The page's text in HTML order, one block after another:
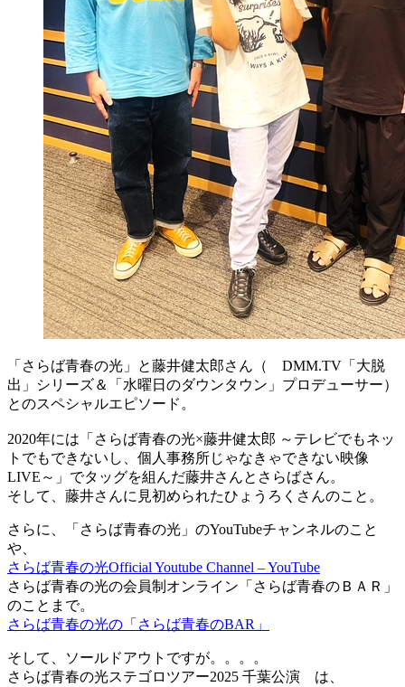
「さらば青春の光」と藤井健太郎さん（ DMM.TV「大脱
出」シリーズ＆「水曜日のダウンタウン」プロデューサー）
とのスペシャルエピソード。
2020年には「さらば青春の光×藤井健太郎 ～テレビでもネッ
トでもできないし、個人事務所じゃなきゃできない映像
LIVE～」でタッグを組んだ藤井さんとさらばさん。
そして、藤井さんに見初められたひょうろくさんのこと。
さらに、「さらば青春の光」のYouTubeチャンネルのこと
や、
さらば青春の光Official Youtube Channel – YouTube
さらば青春の光の会員制オンライン「さらば青春のＢＡＲ」
のことまで。
さらば青春の光の「さらば青春のBAR」
そして、ソールドアウトですが。。。。
さらば青春の光ステゴロツアー2025 千葉公演 は、